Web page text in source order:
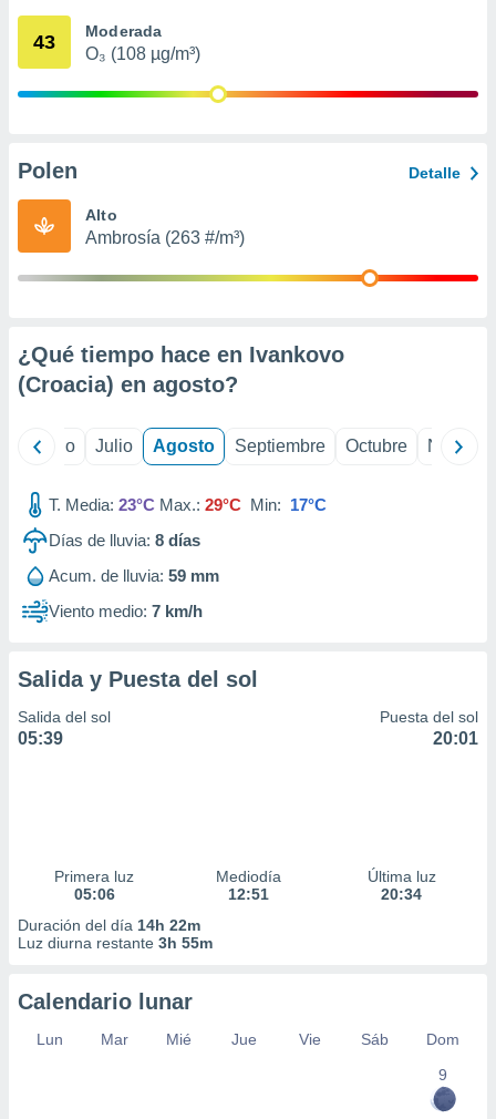
mediante
publicidad
de
43 Moderada
O₃ (108 µg/m³)
Polen Detalle
Alto
Ambrosía (263 #/m³)
¿Qué tiempo hace en Ivankovo
(Croacia) en agosto?
Junio Julio Agosto Septiembre Octubre
T. Media: 23°C Max.: 29°C Min: 17°C
Días de lluvia: 8 días
Acum. de lluvia: 59 mm
Viento medio: 7 km/h
Salida y Puesta del sol
Salida del sol
05:39
Puesta del sol
20:01
Primera luz
05:06
Mediodía
12:51
Última luz
20:34
Duración del día 14h 22m
Luz diurna restante 3h 55m
Calendario lunar
Lun Mar Mié Jue Vie Sáb
Dom
9